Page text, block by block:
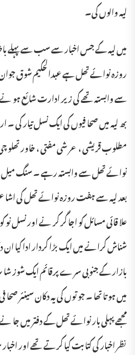
لیہ والوں کی۔
میں لیہ کے جس اخبار سے سب سے پہلے
روزہ نوائے تھل ہے عبدالحکیم شوق جوان
سے وابستہ تھے کی زیر ادارت شا ئع ہو
بھ لیہ میں صحا فیوں کی ایک نسل تیار کی ۔
مطلوب قریشی ، عر شی مفتی ، خاور
نوائے تھل سے وابستہ رہے ۔ سنگ
بعد لیہ سے ہفت روزہ نوائے تھل کی
علا قائی مسائل کو اجا گر کر نے اور نسل
شناش کرانے میں ایک بڑا کردار ادا کیا
بازار کے جنوبی سر ے پرقائم ایک شوز
میں ہو تا تھا ۔ جو توں کی یہ دکان سینئر
مجھے پہلی بار نوائے تھل کے دفتر میں جا
نظر اخبار کی کتا بت کیا کرتے تھے اور